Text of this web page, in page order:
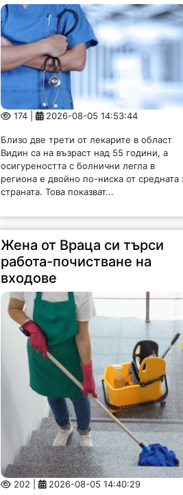
174 | 2026-08-05 14:53:44
Близо две трети от лекарите в област
Видин са на възраст над 55 години, а
осигуреността с болнични легла в
региона е двойно по-ниска от средната
страната. Това показват...
Жена от Враца си търси
работа-почистване на
входове
202 | 2026-08-05 14:40:29